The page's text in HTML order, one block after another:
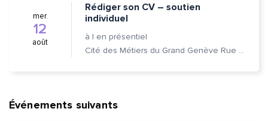
mer.
12
août
Rédiger son CV – soutien
individuel
à | en présentiel
Cité des Métiers du Grand Genève Rue Prévost-Martin 6 1205 Genève
Événements suivants